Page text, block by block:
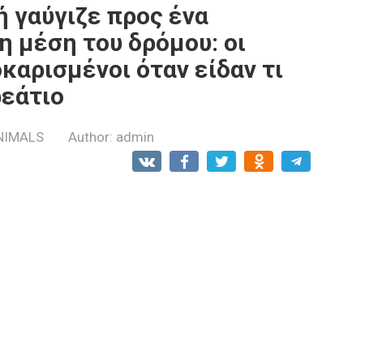
γαύγιζε προς ένα
μέση του δρόμου: οι
όταν είδαν τι
Author: admin